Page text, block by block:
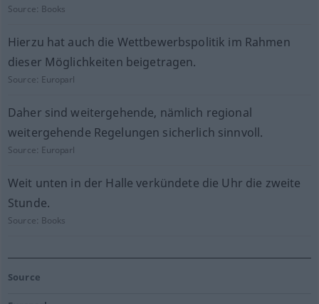
Source: Books
Hierzu hat auch die Wettbewerbspolitik im Rahmen
dieser Möglichkeiten beigetragen.
Source: Europarl
Daher sind weitergehende, nämlich regional
weitergehende Regelungen sicherlich sinnvoll.
Source: Europarl
Weit unten in der Halle verkündete die Uhr die zweite
Stunde.
Source: Books
Source